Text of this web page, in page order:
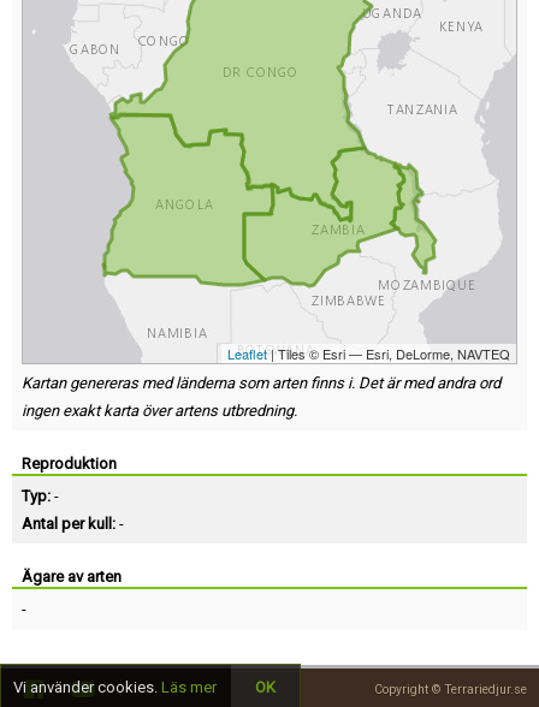
Leaflet| Tiles © Esri — Esri, DeLorme, NAVTEQ
Kartan genereras med länderna som arten finns i. Det är med andra ord
ingen exakt karta över artens utbredning.
Reproduktion
Typ: -
Antal per kull: -
Ägare av arten
-
Copyright © Terrariedjur.se
Vi använder cookies. Läs mer OK